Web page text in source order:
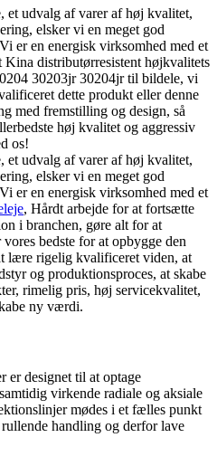
et udvalg af varer af høj kvalitet,
elsker vi en meget god
er en energisk virksomhed med et
Kina distributørresistent højkvalitets
30203jr 30204jr til bildele, vi
dette produkt eller denne
med fremstilling og design, så
høj kvalitet og aggressiv
os!
et udvalg af varer af høj kvalitet,
elsker vi en meget god
er en energisk virksomhed med et
, Hårdt arbejde for at fortsætte
i branchen, gøre alt for at
bedste for at opbygge den
lære rigelig kvalificeret viden, at
og produktionsproces, at skabe
rimelig pris, høj servicekvalitet,
ny værdi.
er designet til at optage
virkende radiale og aksiale
mødes i et fælles punkt
handling og derfor lave